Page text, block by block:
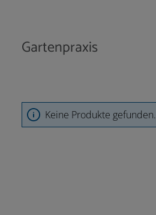
Gartenpraxis
Keine Produkte gefunden.